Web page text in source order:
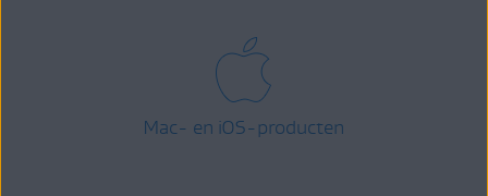
Mac- en iOS-producten